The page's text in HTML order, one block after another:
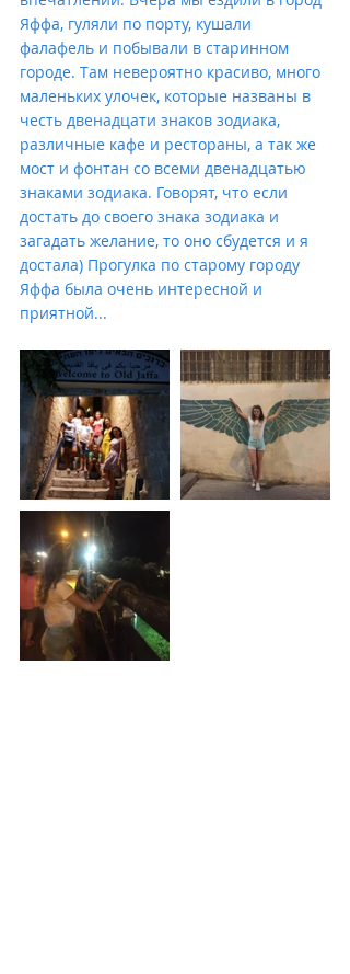
Яффа, гуляли по порту, кушали
фалафель и побывали в старинном
городе. Там невероятно красиво, много
маленьких улочек, которые названы в
честь двенадцати знаков зодиака,
различные кафе и рестораны, а так же
мост и фонтан со всеми двенадцатью
знаками зодиака. Говорят, что если
достать до своего знака зодиака и
загадать желание, то оно сбудется и я
достала) Прогулка по старому городу
Яффа была очень интересной и
приятной...